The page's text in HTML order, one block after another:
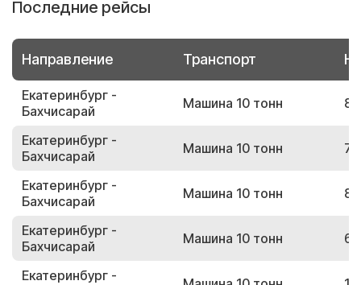
Последние рейсы
Направление Транспорт
Екатеринбург -
Бахчисарай
Машина 10 тонн
Екатеринбург -
Бахчисарай
Машина 10 тонн
Екатеринбург -
Бахчисарай
Машина 10 тонн
Екатеринбург -
Бахчисарай
Машина 10 тонн
Екатеринбург -